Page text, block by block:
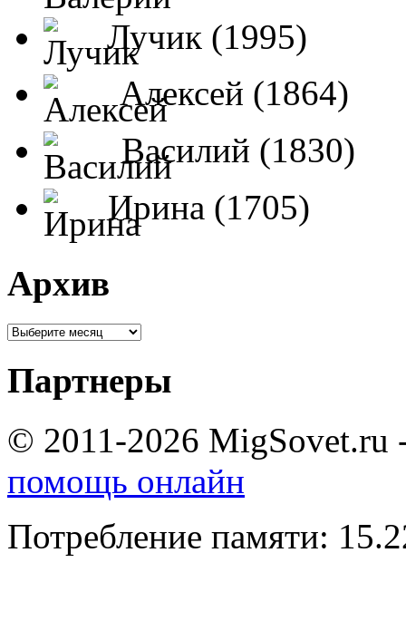
Лучик (1995)
Алексей (1864)
Василий (1830)
Ирина (1705)
Архив
Партнеры
© 2011-2026 MigSovet.ru
помощь онлайн
Потребление памяти: